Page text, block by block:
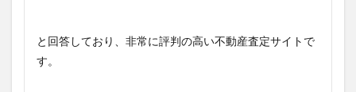
と回答しており、非常に評判の高い不動産査定サイトで
す。